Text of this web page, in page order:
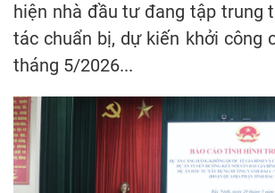
hiện nhà đầu tư đang tập trung
tác chuẩn bị, dự kiến khởi công
tháng 5/2026...